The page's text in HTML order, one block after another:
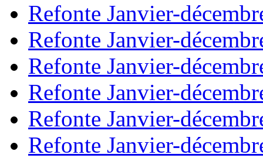
Refonte Janvier-
Refonte Janvier-
Refonte Janvier-
Refonte Janvier-
Refonte Janvier-
Refonte Janvier-